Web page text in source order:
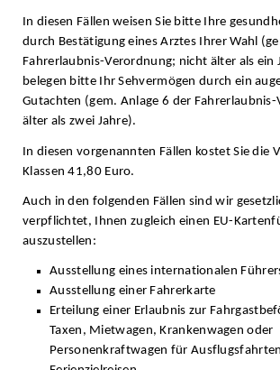
In diesen Fällen weisen Sie bitte Ihre
durch Bestätigung eines Arztes Ihrer Wahl
Fahrerlaubnis-Verordnung; nicht älter als ein
belegen bitte Ihr Sehvermögen durch ein
Gutachten (gem. Anlage 6 der
älter als zwei Jahre).
In diesen vorgenannten Fällen kostet Sie die
Klassen 41,80 Euro.
Auch in den folgenden Fällen sind wir
verpflichtet, Ihnen zugleich einen EU-
auszustellen:
Ausstellung eines internationalen
Ausstellung einer Fahrerkarte
Erteilung einer Erlaubnis zur
Taxen, Mietwagen, Krankenwagen oder
Personenkraftwagen für